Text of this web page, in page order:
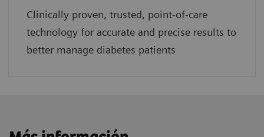
Clinically proven, trusted, point-of-care
technology for accurate and precise results to
better manage diabetes patients